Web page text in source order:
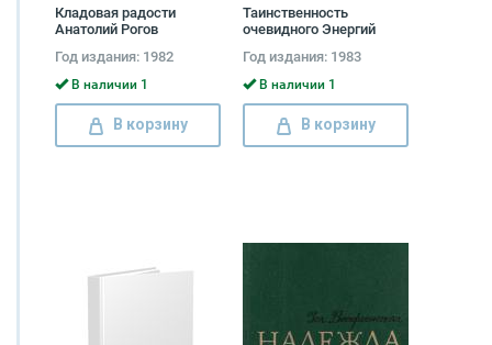
Кладовая радости
Анатолий Рогов
Год издания: 1982
В наличии 1
В корзину
Таинственность
очевидного Энергий
Год издания: 1983
В наличии 1
В корзину